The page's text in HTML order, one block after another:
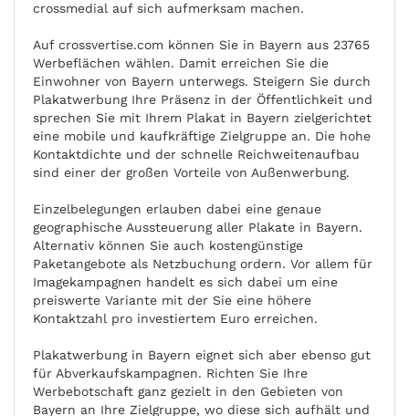
crossmedial auf sich aufmerksam machen.
Auf crossvertise.com können Sie in Bayern aus 23765
Werbeflächen wählen. Damit erreichen Sie die
Einwohner von Bayern unterwegs. Steigern Sie durch
Plakatwerbung Ihre Präsenz in der Öffentlichkeit und
sprechen Sie mit Ihrem Plakat in Bayern zielgerichtet
eine mobile und kaufkräftige Zielgruppe an. Die hohe
Kontaktdichte und der schnelle Reichweitenaufbau
sind einer der großen Vorteile von Außenwerbung.
Einzelbelegungen erlauben dabei eine genaue
geographische Aussteuerung aller Plakate in Bayern.
Alternativ können Sie auch kostengünstige
Paketangebote als Netzbuchung ordern. Vor allem für
Imagekampagnen handelt es sich dabei um eine
preiswerte Variante mit der Sie eine höhere
Kontaktzahl pro investiertem Euro erreichen.
Plakatwerbung in Bayern eignet sich aber ebenso gut
für Abverkaufskampagnen. Richten Sie Ihre
Werbebotschaft ganz gezielt in den Gebieten von
Bayern an Ihre Zielgruppe, wo diese sich aufhält und